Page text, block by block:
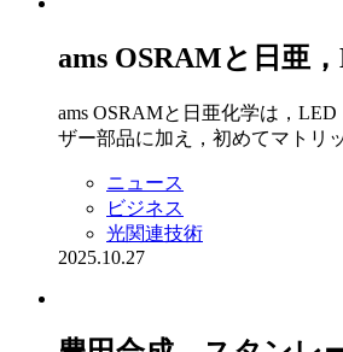
ams OSRAMと日亜
ams OSRAMと日亜化学は，
ザー部品に加え，初めてマトリ
ニュース
ビジネス
光関連技術
2025.10.27